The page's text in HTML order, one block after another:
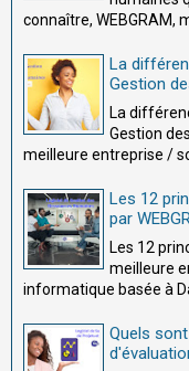
connaître, WEBGRAM,
La
Gestion
La
Gestion
meilleure entreprise /
Les 12
par
Les 12
meilleure
informatique basée à
Quels